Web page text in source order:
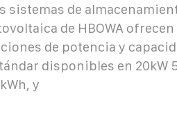
sistemas de
de HBOWA
de potencia y
disponibles en 20kW
y